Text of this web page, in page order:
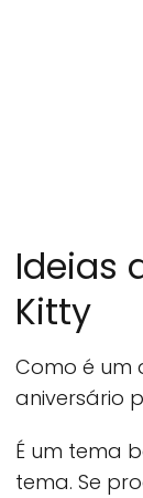
Ideias
Kitty
Como é um
aniversário
É um tema
tema. Se